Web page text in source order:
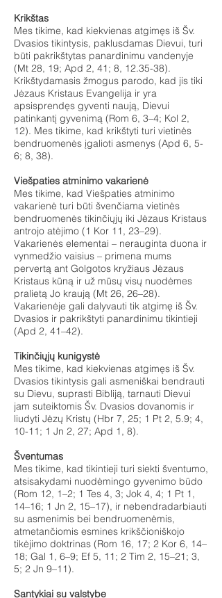
Krikštas
Mes tikime, kad kiekvienas atgimęs iš Šv.
Dvasios tikintysis, paklusdamas Dievui, turi
būti pakrikštytas panardinimu vandenyje
(Mt 28, 19; Apd 2, 41; 8, 12.35-38).
Krikštydamasis žmogus parodo, kad jis tiki
Jėzaus Kristaus Evangelija ir yra
apsisprendęs gyventi naują, Dievui
patinkantį gyvenimą (Rom 6, 3–4; Kol 2,
12). Mes tikime, kad krikštyti turi vietinės
bendruomenės įgalioti asmenys (Apd 6, 5-
6; 8, 38).
Viešpaties atminimo vakarienė
Mes tikime, kad Viešpaties atminimo
vakarienė turi būti švenčiama vietinės
bendruomenės tikinčiųjų iki Jėzaus Kristaus
antrojo atėjimo (1 Kor 11, 23–29).
Vakarienės elementai – nerauginta duona ir
vynmedžio vaisius – primena mums
pervertą ant Golgotos kryžiaus Jėzaus
Kristaus kūną ir už mūsų visų nuodėmes
pralietą Jo kraują (Mt 26, 26–28).
Vakarienėje gali dalyvauti tik atgimę iš Šv.
Dvasios ir pakrikštyti panardinimu tikintieji
(Apd 2, 41–42).
Tikinčiųjų kunigystė
Mes tikime, kad kiekvienas atgimęs iš Šv.
Dvasios tikintysis gali asmeniškai bendrauti
su Dievu, suprasti Bibliją, tarnauti Dievui
jam suteiktomis Šv. Dvasios dovanomis ir
liudyti Jėzų Kristų (Hbr 7, 25; 1 Pt 2, 5.9; 4,
10-11; 1 Jn 2, 27; Apd 1, 8).
Šventumas
Mes tikime, kad tikintieji turi siekti šventumo,
atsisakydami nuodėmingo gyvenimo būdo
(Rom 12, 1–2; 1 Tes 4, 3; Jok 4, 4; 1 Pt 1,
14–16; 1 Jn 2, 15–17), ir nebendradarbiauti
su asmenimis bei bendruomenėmis,
atmetančiomis esmines krikščioniškojo
tikėjimo doktrinas (Rom 16, 17; 2 Kor 6, 14–
18; Gal 1, 6–9; Ef 5, 11; 2 Tim 2, 15–21; 3,
5; 2 Jn 9–11).
Santykiai su valstybe